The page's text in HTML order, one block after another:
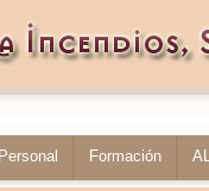
Personal Formación